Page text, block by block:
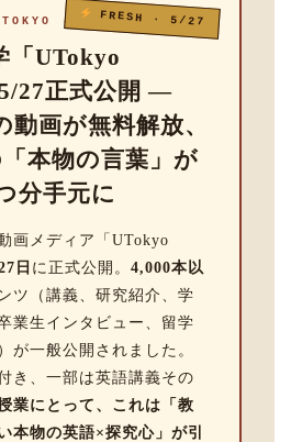
FRESH · 5/27
· 2026.05.27
「UTokyo
27正式公開 —
動画が無料解放、
本物の言葉」が
分手元に
画メディア「UTokyo
日 に正式公開。 4,000本以
ツ（講義、研究紹介、学
業生インタビュー、留学
が一般公開されました。
き、一部は英語講義その
業にとって、これは「教
本物の英語×探究心」が引